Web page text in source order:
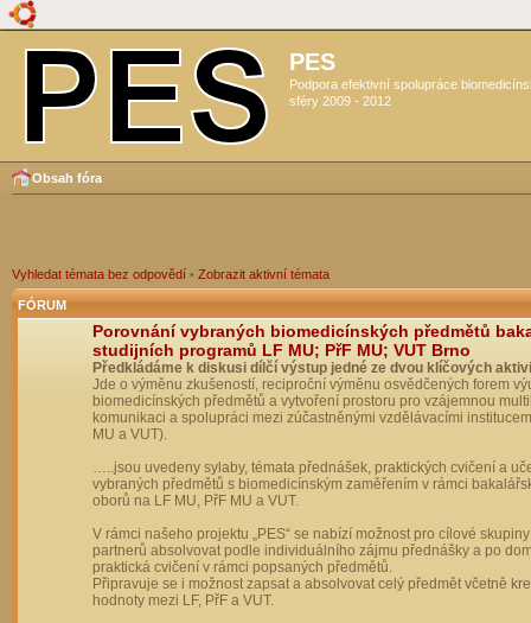
PES
Podpora efektivní spolupráce
sféry 2009 - 2012
Obsah fóra
Vyhledat témata bez odpovědí • Zobrazit aktivní témata
FÓRUM
Porovnání vybraných biomedicínských předmětů
studijních programů LF MU; PřF MU; VUT Brno
Předkládáme k diskusi dílčí výstup jedné ze dvou klíčových
Jde o výměnu zkušeností, reciproční výměnu osvědčených forem
biomedicínských předmětů a vytvoření prostoru pro vzájemnou
komunikaci a spolupráci mezi zúčastněnými vzdělávacími
MU a VUT).
…..jsou uvedeny sylaby, témata přednášek, praktických cvičení a
vybraných předmětů s biomedicínským zaměřením v rámci
oborů na LF MU, PřF MU a VUT.
V rámci našeho projektu „PES“ se nabízí možnost pro cílové
partnerů absolvovat podle individuálního zájmu přednášky a po
praktická cvičení v rámci popsaných předmětů.
Připravuje se i možnost zapsat a absolvovat celý předmět včetně
hodnoty mezi LF, PřF a VUT.